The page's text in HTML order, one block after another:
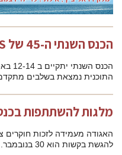
מוזמנים לשלוח הצעות על
נסיעה להשתתפות פעילה בכנס
והוראות הגשה באתר